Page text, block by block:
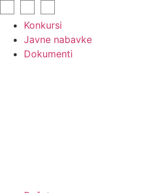
content
Konkursi
Javne nabavke
Dokumenti